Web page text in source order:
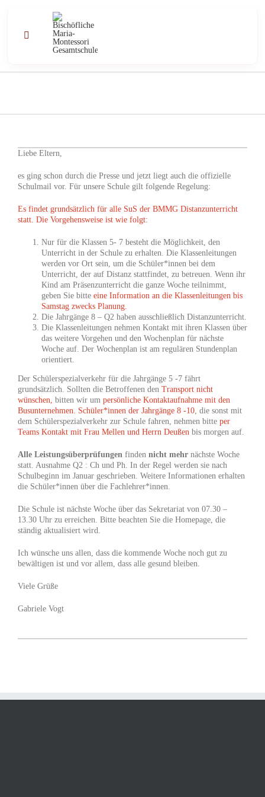
Toggle
Navigation
Schule
Unterricht
Angebote
Kontakt
Aktuell
Liebe Eltern,
es ging schon durch die Presse und jetzt liegt auch die offizielle
Schulmail vor. Für unsere Schule gilt folgende Regelung:
Es findet grundsätzlich für alle SuS der BMMG Distanzunterricht
statt. Die Vorgehensweise ist wie folgt:
Nur für die Klassen 5- 7 besteht die Möglichkeit, den
Unterricht in der Schule zu erhalten. Die Klassenleitungen
werden vor Ort sein, um die Schüler*innen bei dem
Unterricht, der auf Distanz stattfindet, zu betreuen. Wenn ihr
Kind am Präsenzunterricht die ganze Woche teilnimmt,
geben Sie bitte eine Information an die Klassenleitungen bis
Samstag zwecks Planung.
Die Jahrgänge 8 – Q2 haben ausschließlich Distanzunterricht.
Die Klassenleitungen nehmen Kontakt mit ihren Klassen über
das weitere Vorgehen und den Wochenplan für nächste
Woche auf. Der Wochenplan ist am regulären Stundenplan
orientiert.
Der Schülerspezialverkehr für die Jahrgänge 5 -7 fährt
grundsätzlich. Sollten die Betroffenen den Transport nicht
wünschen, bitten wir um persönliche Kontaktaufnahme mit den
Busunternehmen. Schüler*innen der Jahrgänge 8 -10, die sonst mit
dem Schülerspezialverkehr zur Schule fahren, nehmen bitte per
Teams Kontakt mit Frau Mellen und Herrn Deußenbis morgen auf.
Alle Leistungsüberprüfungenfinden nicht mehrnächste Woche
statt. Ausnahme Q2 : Ch und Ph. In der Regel werden sie nach
Schulbeginn im Januar geschrieben. Weitere Informationen erhalten
die Schüler*innen über die Fachlehrer*innen.
Die Schule ist nächste Woche über das Sekretariat von 07.30 –
13.30 Uhr zu erreichen. Bitte beachten Sie die Homepage, die
ständig aktualisiert wird.
Ich wünsche uns allen, dass die kommende Woche noch gut zu
bewältigen ist und vor allem, dass alle gesund bleiben.
Viele Grüße
Gabriele Vogt